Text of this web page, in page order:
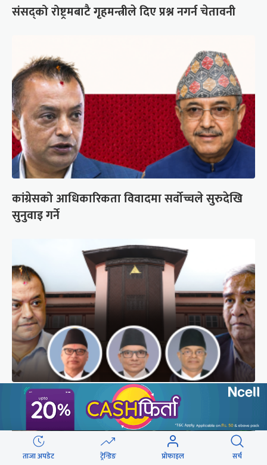
संसद्को रोष्ट्रमबाटै गृहमन्त्रीले दिए प्रश्न नगर्न चेतावनी
कांग्रेसको आधिकारिकता विवादमा सर्वोच्चले सुरुदेखि
सुनुवाइ गर्ने
अब सर्वोच्चले कसरी गर्छ कांग्रेस विवादको सुनुवाइ ?
ताजा अपडेट ट्रेन्डिङ प्रोफाइल सर्च